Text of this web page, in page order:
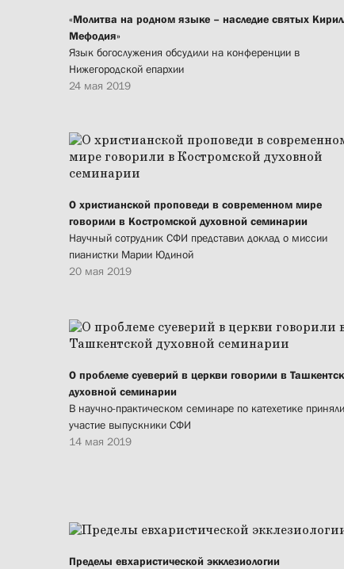
«Молитва на родном языке – наследие святых
Мефодия»
Язык богослужения обсудили на конференции в
Нижегородской епархии
24 мая 2019
О христианской проповеди в современном мире
говорили в Костромской духовной семинарии
Научный сотрудник СФИ представил доклад о миссии
пианистки Марии Юдиной
20 мая 2019
О проблеме суеверий в церкви говорили в
духовной семинарии
В научно-практическом семинаре по катехетике приняли
участие выпускники СФИ
14 мая 2019
Пределы евхаристической экклезиологии